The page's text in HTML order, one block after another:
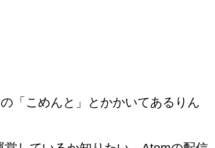
こめんと」とかかいてあるりん